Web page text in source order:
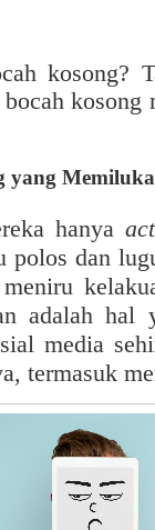
kosong?
yang
hanya
polos dan
adalah
media
termasuk